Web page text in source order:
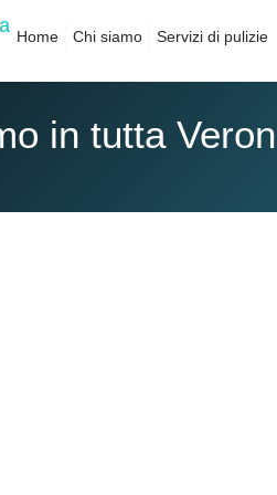
Home Chi siamo Servizi di pulizie
in tutta